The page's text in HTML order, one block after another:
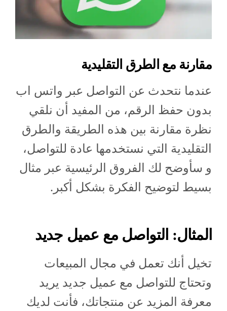
مقارنة مع الطرق التقليدية
عندما نتحدث عن التواصل عبر واتس اب
بدون حفظ الرقم، من المفيد أن نلقي
نظرة مقارنة بين هذه الطريقة والطرق
التقليدية التي نستخدمها عادة للتواصل،
و سأوضح لك الفروق الرئيسية عبر مثال
بسيط لتوضيح الفكرة بشكل أكبر.
المثال: التواصل مع عميل جديد
تخيل أنك تعمل في مجال المبيعات
وتحتاج للتواصل مع عميل جديد يريد
معرفة المزيد عن منتجاتك، فأنت لديك